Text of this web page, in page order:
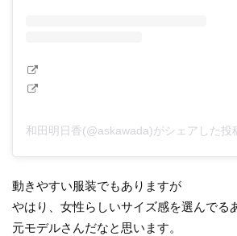
和田明日香(@askawada)がシェアした投
動きやすい服装でもありますが
やはり、女性らしいサイズ感を選んでる
元モデルさんだなと思います。